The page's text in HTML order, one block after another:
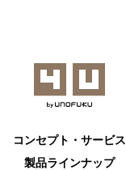
コンセプト・サービス
製品ラインナップ